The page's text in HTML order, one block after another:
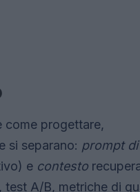
come progettare,
si separano: prompt di
e contesto
A/B, metriche di